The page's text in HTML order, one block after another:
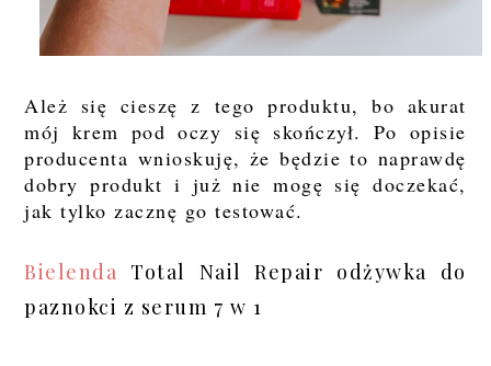
Ależ się cieszę z tego produktu, bo akurat
mój krem pod oczy się skończył. Po opisie
producenta wnioskuję, że będzie to naprawdę
dobry produkt i już nie mogę się doczekać,
jak tylko zacznę go testować.
Bielenda
Total Nail Repair odżywka do
paznokci z serum 7 w 1